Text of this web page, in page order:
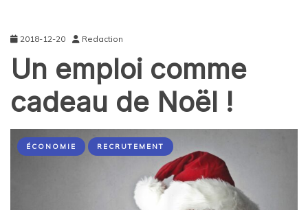
2018-12-20 Redaction
Un emploi comme
cadeau de Noël !
ÉCONOMIE RECRUTEMENT